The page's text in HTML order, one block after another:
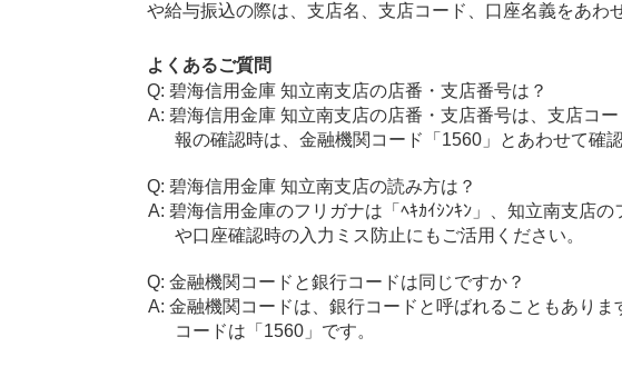
や給与振込の際は、支店名、支店コード、口座名義をあわ
よくあるご質問
碧海信用金庫 知立南支店の店番・支店番号は？
碧海信用金庫 知立南支店の店番・支店番号は、支店コ
報の確認時は、金融機関コード「1560」とあわせて確
碧海信用金庫 知立南支店の読み方は？
碧海信用金庫のフリガナは「ﾍｷｶｲｼﾝｷﾝ」、知立南支店
や口座確認時の入力ミス防止にもご活用ください。
金融機関コードと銀行コードは同じですか？
金融機関コードは、銀行コードと呼ばれることもあり
コードは「1560」です。